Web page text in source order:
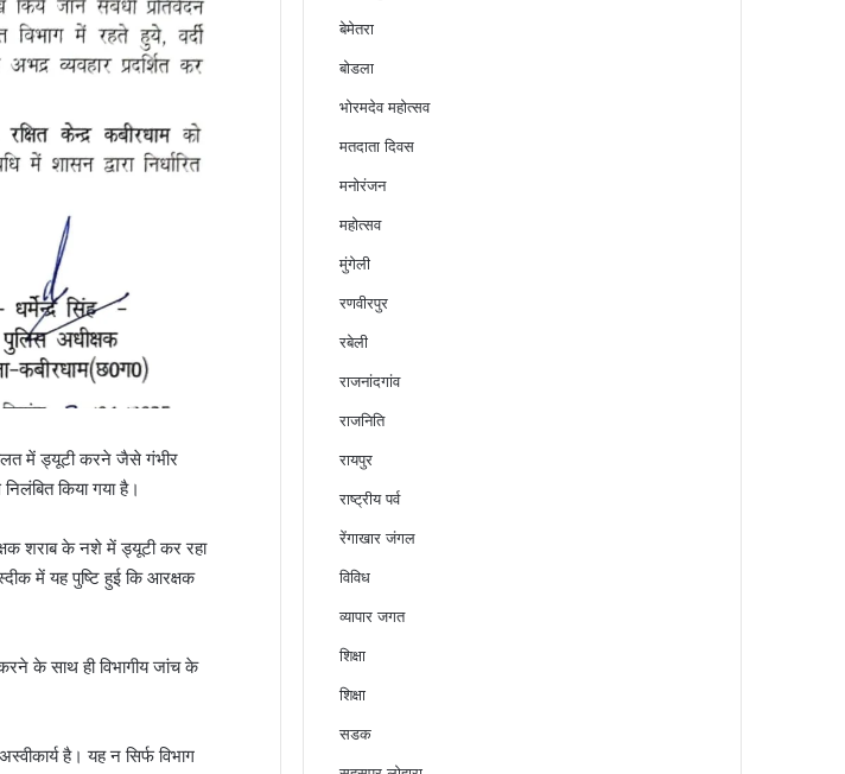
में ड्यूटी करने जैसे गंभीर
किया गया है।
शराब के नशे में ड्यूटी कर रहा
में यह पुष्टि हुई कि आरक्षक
के साथ ही विभागीय जांच के
है। यह न सिर्फ विभाग
बेमेतरा
बोडला
भोरमदेव महोत्सव
मतदाता दिवस
मनोरंजन
महोत्सव
मुंगेली
रणवीरपुर
रबेली
राजनांदगांव
राजनिति
रायपुर
राष्ट्रीय पर्व
रेंगाखार जंगल
विविध
व्यापार जगत
शिक्षा
शिक्षा
सडक